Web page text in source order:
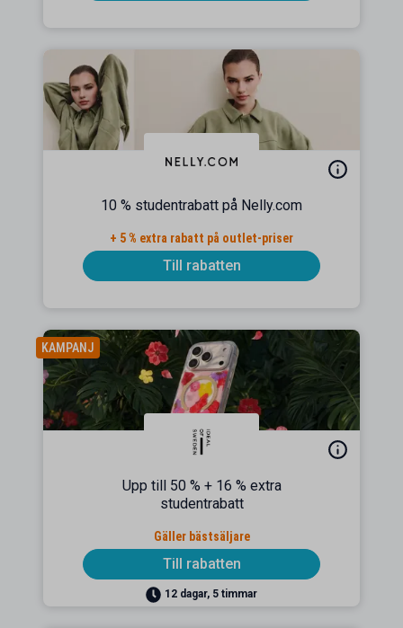
10 % studentrabatt på Nelly.com
+ 5 % extra rabatt på outlet-priser
Till rabatten
KAMPANJ
Upp till 50 % + 16 % extra
studentrabatt
Gäller bästsäljare
Till rabatten
12 dagar, 5 timmar